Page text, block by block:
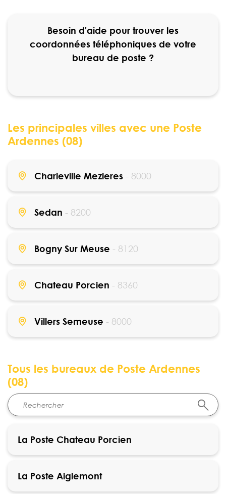
Besoin d'aide pour trouver les
coordonnées téléphoniques de votre
bureau de poste ?
Les principales villes avec une Poste
Ardennes (08)
Charleville Mezieres - 8000
Sedan - 8200
Bogny Sur Meuse - 8120
Chateau Porcien - 8360
Villers Semeuse - 8000
Tous les bureaux de Poste Ardennes
(08)
La Poste Chateau Porcien
La Poste Aiglemont